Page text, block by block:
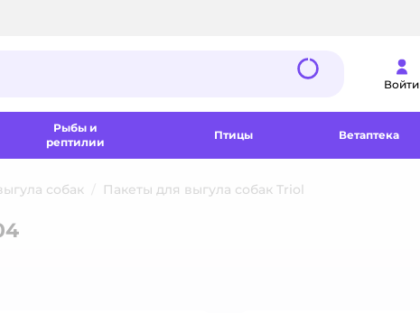
Войти
Рыбы и
рептилии
Птицы Ветаптека
собак Пакеты для выгула собак Triol